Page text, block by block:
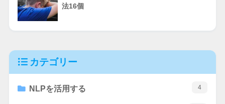
法16個
カテゴリー
NLPを活用する 4